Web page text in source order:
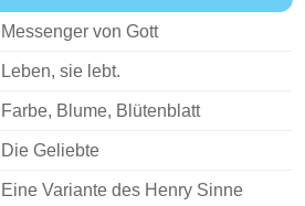
Messenger von Gott
Leben, sie lebt.
Farbe, Blume, Blütenblatt
Die Geliebte
Eine Variante des Henry Sinne